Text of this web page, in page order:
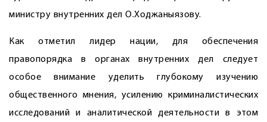
министру внутренних дел О.Ходжаныязову.
Как отметил лидер нации, для обеспечения
правопорядка в органах внутренних дел следует
особое внимание уделить глубокому изучению
общественного мнения, усилению криминалистических
исследований и аналитической деятельности в этом